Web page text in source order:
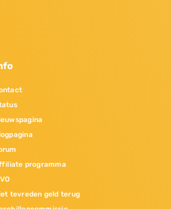
programma
tevreden geld terug